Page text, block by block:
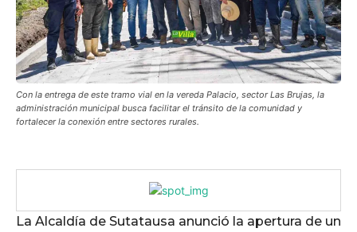
Con la entrega de este tramo vial en la vereda Palacio, sector Las Brujas, la
administración municipal busca facilitar el tránsito de la comunidad y
fortalecer la conexión entre sectores rurales.
La Alcaldía de Sutatausa anunció la apertura de un